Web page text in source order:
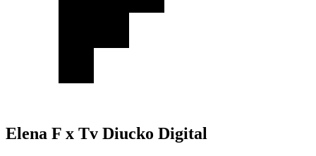
Elena F x Tv Diucko Digital